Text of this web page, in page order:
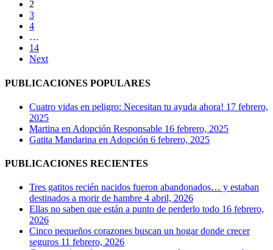
2
3
4
…
14
Next
PUBLICACIONES POPULARES
Cuatro vidas en peligro: Necesitan tu ayuda ahora! 17 febrero,
2025
Martina en Adopción Responsable 16 febrero, 2025
Gatita Mandarina en Adopción 6 febrero, 2025
PUBLICACIONES RECIENTES
Tres gatitos recién nacidos fueron abandonados… y estaban
destinados a morir de hambre 4 abril, 2026
Ellas no saben que están a punto de perderlo todo 16 febrero,
2026
Cinco pequeños corazones buscan un hogar donde crecer
seguros 11 febrero, 2026